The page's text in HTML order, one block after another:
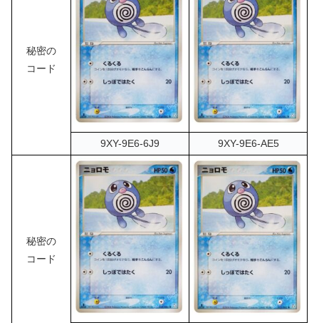
秘密の
コード
9XY-9E6-6J9 9XY-9E6-AE5
秘密の
コード